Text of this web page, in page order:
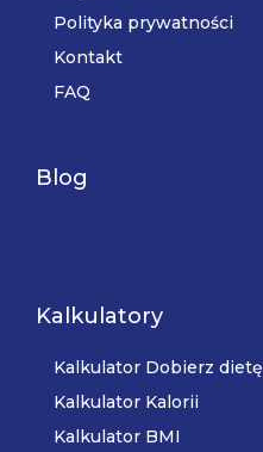
Polityka prywatności
Kontakt
FAQ
Blog
Kalkulatory
Kalkulator Dobierz dietę
Kalkulator Kalorii
Kalkulator BMI